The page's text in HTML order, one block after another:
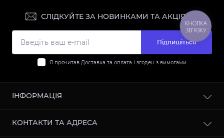
СЛІДКУЙТЕ ЗА НОВИНКАМИ ТА АКЦІЯМИ:
Підпишіться
Я прочитав Доставка та оплата і згоден з вимогами
ІНФОРМАЦІЯ
Доставка та оплата
КОНТАКТИ ТА АДРЕСА
КНОПКА
ЗВ'ЯЗКУ